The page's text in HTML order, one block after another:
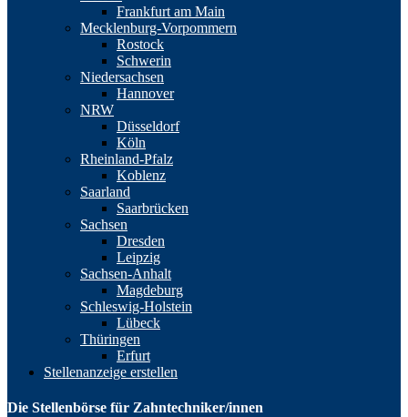
Frankfurt am Main
Mecklenburg-Vorpommern
Rostock
Schwerin
Niedersachsen
Hannover
NRW
Düsseldorf
Köln
Rheinland-Pfalz
Koblenz
Saarland
Saarbrücken
Sachsen
Dresden
Leipzig
Sachsen-Anhalt
Magdeburg
Schleswig-Holstein
Lübeck
Thüringen
Erfurt
Stellenanzeige erstellen
Die Stellenbörse für Zahntechniker/innen